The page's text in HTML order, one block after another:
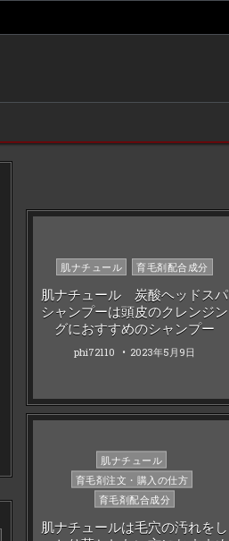
Posted
肌ナチュール 育毛剤配合成分
肌ナチュール 炭酸ヘッドスパ
シャンプーは頭皮のクレンジン
グにおすすめのシャンプー
phi72110 2023年5月9日
Posted
in
肌ナチュール
育毛剤注文・購入の仕方
育毛剤配合成分
肌ナチュールは毛穴の汚れをし